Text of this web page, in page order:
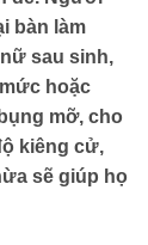
bàn làm
sau sinh,
hoặc
mỡ, cho
kiêng cử,
sẽ giúp họ